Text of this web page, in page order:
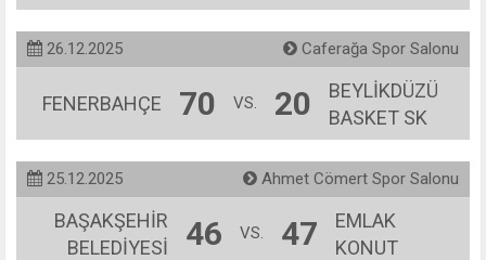
26.12.2025 Caferağa Spor Salonu
FENERBAHÇE 70 VS. 20
BEYLİKDÜZÜ
BASKET SK
25.12.2025 Ahmet Cömert Spor Salonu
BAŞAKŞEHİR
BELEDİYESİ
46 VS. 47
EMLAK
KONUT